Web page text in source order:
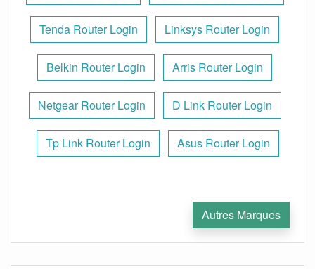
Tenda Router Login Linksys Router Login
Belkin Router Login Arris Router Login
Netgear Router Login D Link Router Login
Tp Link Router Login Asus Router Login
Autres Marques